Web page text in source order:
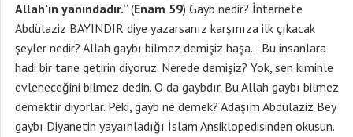
Allah’ın yanındadır.” (Enam 59) Gayb nedir? İnternete
Abdülaziz BAYINDIR diye yazarsanız karşınıza ilk çıkacak
şeyler nedir? Allah gaybı bilmez demişiz haşa… Bu insanlara
hadi bir tane getirin diyoruz. Nerede demişiz? Yok, sen kiminle
evleneceğini bilmez dedin. O da gaybdır. Bu Allah gaybı bilmez
demektir diyorlar. Peki, gayb ne demek? Adaşım Abdülaziz Bey
gaybı Diyanetin yayaınladığı İslam Ansiklopedisinden okusun.